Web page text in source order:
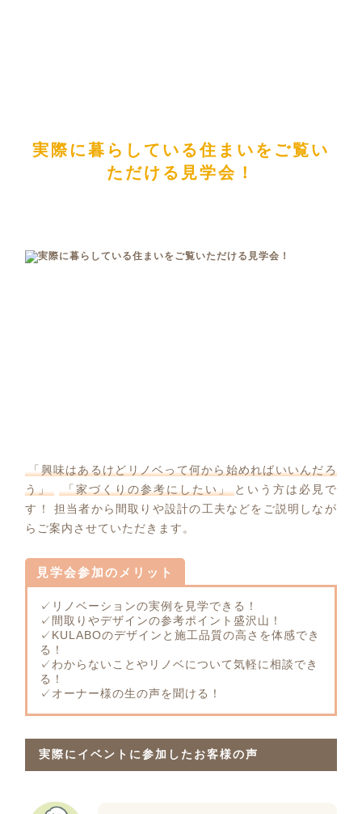
実際に暮らしている住まいをご覧い
ただける見学会！
「興味はあるけどリノベって何から始めればいいんだろ
う」
「家づくりの参考にしたい」 という方は必見で
す！ 担当者から間取りや設計の工夫などをご説明しなが
らご案内させていただきます。
見学会参加のメリット
✓リノベーションの実例を見学できる！
✓間取りやデザインの参考ポイント盛沢山！
✓KULABOのデザインと施工品質の高さを体感でき
る！
✓わからないことやリノベについて気軽に相談でき
る！
✓オーナー様の生の声を聞ける！
実際にイベントに参加したお客様の声